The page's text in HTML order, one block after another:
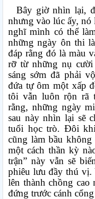
Bây giờ nhìn lại,
nhưng vào lúc ấy, nó
nghĩ mình có thể
những ngày ôn thi
đáp rằng đó là màu
rỡ từ những nụ
sáng sớm đã phải
đứa tự ôm một xấp
tôi vẫn luôn rộn rã
rằng, những ngày
sau này nhìn lại sẽ
tuổi học trò. Đôi
cũng làm bầu
một cách thần kỳ
trận” này vẫn sẽ
phiêu lưu đầy thú
lên thành chồng
đứng trước cánh